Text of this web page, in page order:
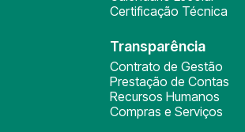
Certificação Técnica
Transparência
Contrato de Gestão
Prestação de Contas
Recursos Humanos
Compras e Serviços